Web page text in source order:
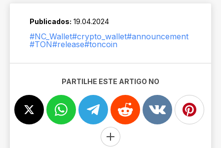
Publicados: 19.04.2024
#NC_Wallet#crypto_wallet#announcement
#TON#release#toncoin
PARTILHE ESTE ARTIGO NO